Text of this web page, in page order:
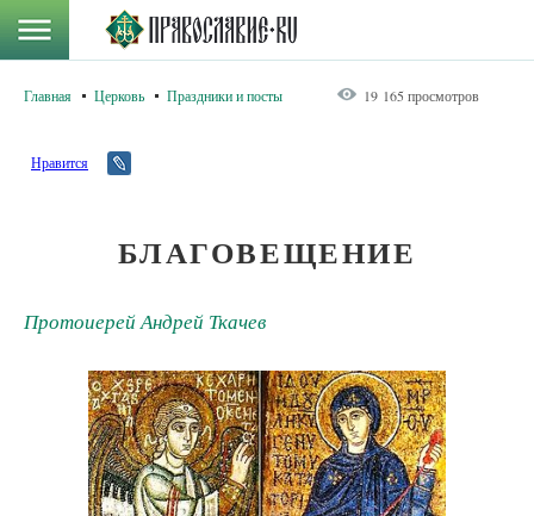
Главная Церковь Праздники и посты 19 165 просмотров
Нравится
БЛАГОВЕЩЕНИЕ
Протоиерей Андрей Ткачев